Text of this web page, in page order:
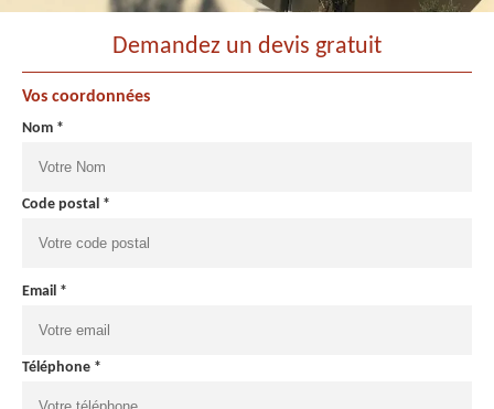
Demandez un devis gratuit
Vos coordonnées
Nom *
Code postal *
Email *
Téléphone *